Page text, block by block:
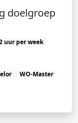
doelgroep
uur per week
WO-Master